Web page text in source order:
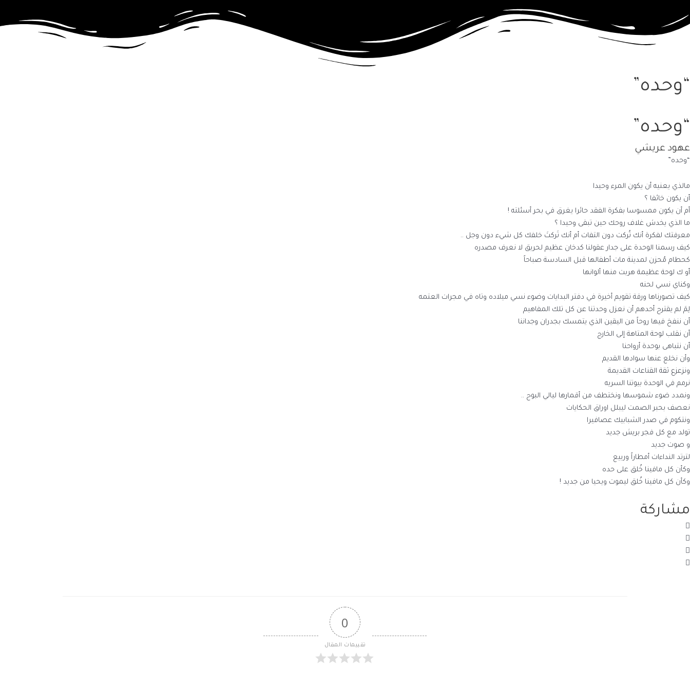
“وحده”
“وحده”
عهود عريشي
“وحده”
مالذي يعنيه أن يكون المرء وحيدا
أن يكون خائفا ؟
أم أن يكون ممسوسا بفكرة الفقد حائرا يغرق في بحر أسئلته !
ما الذي يخدش غلاف روحك حين تبقى وحيدا ؟
معرفتك لفكرة أنك تُركت دون التفات أم أنك تَركتَ خلفك كل شيء دون وجل ..
كيف رسمنا الوحدة على جدار عقولنا كدخان عظيم لحريق لا نعرف مصدره
كحطام مُحزن لمدينة مات أطفالها قبل السادسة صباحاً
أو ك لوحة عظيمة هربت منها ألوانها
وكناي نسي لحنه
كيف تصورناها ورقة تقويم أخيرة في دفتر البدايات وضوء نسي ميلاده وتاه في مجرات العتمه
لِمَ لم يقترح أحدهم أن نعزل وحدتنا عن كل تلك المفاهيم
أن ننفخ فيها روحاً من اليقين الذي يتمسك بجدران وجداننا
أن نقلب لوحة المتاهة إلى الخارج
أن نتباهى بوحدة أرواحنا
وأن نخلع عنها سوادها القديم
ونزعزع ثقة القناعات القديمة
نرمم في الوحدة بيوتنا السريه
ونمدد ضوء شموسها ونختطف من أقمارها ليالي البوح ..
نعصف بحبر الصمت ليبلل اوراق الحكايات
ونتكوم في صدر الشبابيك عصافيرا
تولد مع كل فجر بريش جديد
و صوت جديد
لترتد النداءات أمطاراً وربيع
وكأن كل مافينا خُلق على حده
وكأن كل مافينا خُلق ليموت ويحيا من جديد !
مشاركة
0
تقييمات المقال